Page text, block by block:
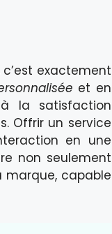
exactement
et en
la satisfaction
Offrir un service
en une
non seulement
capable